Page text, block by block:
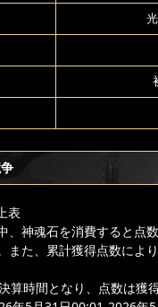
表
、神魂石を消費すると点
また、累計獲得点数によ
時間となり、点数は獲